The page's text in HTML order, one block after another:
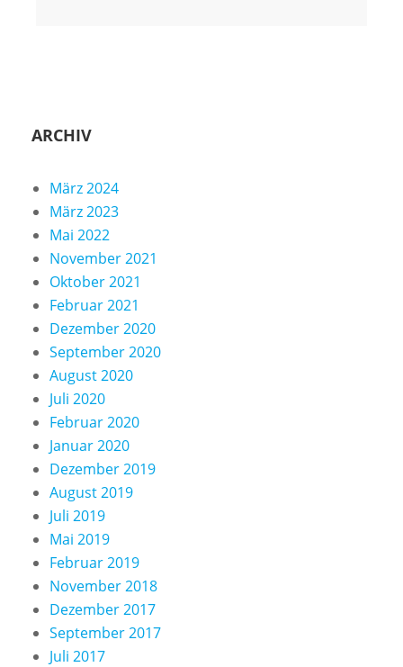
ARCHIV
März 2024
März 2023
Mai 2022
November 2021
Oktober 2021
Februar 2021
Dezember 2020
September 2020
August 2020
Juli 2020
Februar 2020
Januar 2020
Dezember 2019
August 2019
Juli 2019
Mai 2019
Februar 2019
November 2018
Dezember 2017
September 2017
Juli 2017